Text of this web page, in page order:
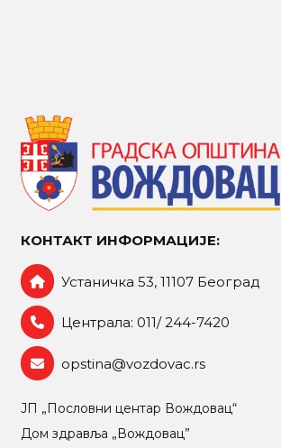
КОНТАКТ ИНФОРМАЦИЈЕ:
Устаничка 53, 11107 Београд
Централа: 011/ 244-7420
opstina@vozdovac.rs
ЈП „Пословни центар Вождовац“
Дом здравља „Вождовац”